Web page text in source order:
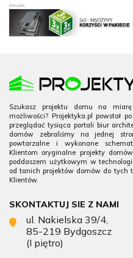
Szukasz projektu domu na
możliwości? Projektyka.pl powstał
przeglądać tysiąca portali biur
domów zebraliśmy na jednej
powtarzalne i wykonane
Klientom oryginalne projekty
poddaszem użytkowym w
od tanich projektów domów do tych
Klientów.
SKONTAKTUJ SIE Z NAMI
ul. Nakielska 39/4,
85-219 Bydgoszcz
(I piętro)